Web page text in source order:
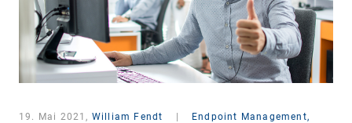
19. Mai 2021, William Fendt
Endpoint Management,